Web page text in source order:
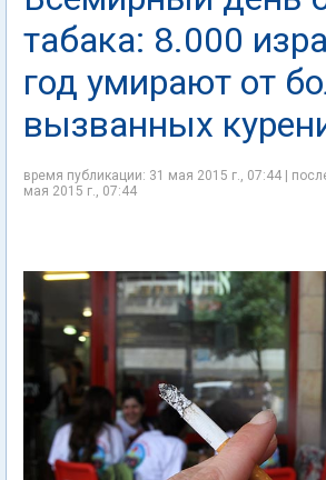
табака: 8.000
год умирают от
вызванных
время публикации: 31 мая 2015 г., 07:44 |
мая 2015 г., 07:44